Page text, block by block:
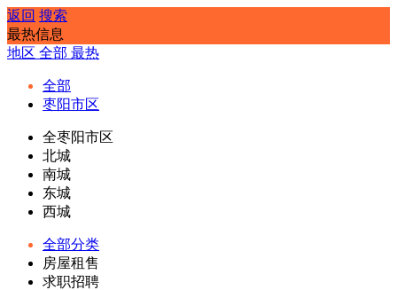
返回 搜索
最热信息
地区 全部 最热
全部
枣阳市区
全枣阳市区
北城
南城
东城
西城
全部分类
房屋租售
求职招聘